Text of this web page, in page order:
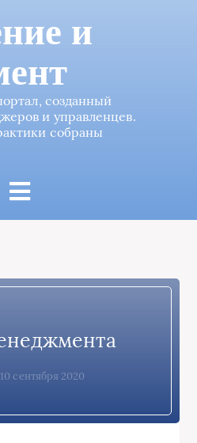
и
созданный
и управленцев.
собраны
сентября 2020